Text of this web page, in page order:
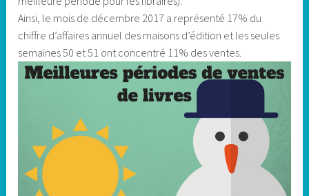
Ainsi, le mois de décembre 2017 a représenté 17% du
chiffre d’affaires annuel des maisons d’édition et les seules
semaines 50 et 51 ont concentré 11% des ventes.